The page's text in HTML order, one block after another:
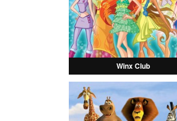
Winx Club